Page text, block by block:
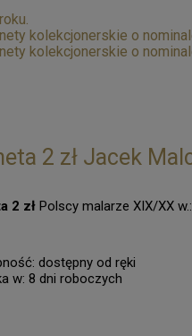
kolekcjonerskie o
kolekcjonerskie o
2 zł Jacek
2 zł Polscy malarze XIX/XX
dostępny od ręki
w: 8 dni roboczych